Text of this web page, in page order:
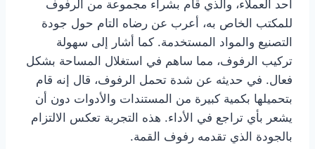
أحد العملاء، والذي قام بشراء مجموعة من الرفوف
للمكتب الخاص به، أعرب عن رضاه التام حول جودة
التصنيع والمواد المستخدمة. كما أشار إلى سهولة
تركيب الرفوف، مما ساهم في استغلال المساحة بشكل
فعال. في حديثه عن شدة تحمل الرفوف، قال إنه قام
بتحميلها بكمية كبيرة من المستندات والأدوات دون أن
يشعر بأي تراجع في الأداء. هذه التجربة تعكس الالتزام
بالجودة الذي تقدمه رفوف القمة.